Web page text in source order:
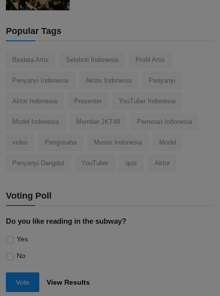
Popular Tags
Biodata Artis Selebriti Indonesia Profil Artis
Penyanyi Indonesia Aktris Indonesia Penyanyi
Aktor Indonesia Presenter YouTuber Indonesia
Model Indonesia Member JKT48 Pemeran Indonesia
video Pengusaha Musisi Indonesia Model
Penyanyi Dangdut YouTuber quiz Aktor
Voting Poll
Do you like reading in the subway?
Yes
No
Vote View Results